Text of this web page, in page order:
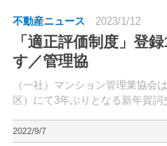
不動産ニュース 2023/1/12
「適正評価制度」登
す／管理協
（一社）マンション管理業協会
区）にて3年ぶりとなる新年賀
2022/9/7